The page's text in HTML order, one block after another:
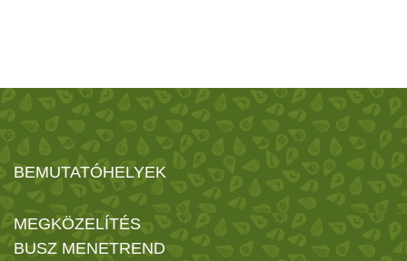
BEMUTATÓHELYEK
MEGKÖZELÍTÉS
BUSZ MENETREND